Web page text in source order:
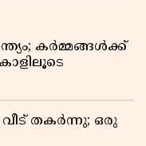
കർമ്മങ്ങൾക്ക്
വീട് തകർന്നു; ഒരു